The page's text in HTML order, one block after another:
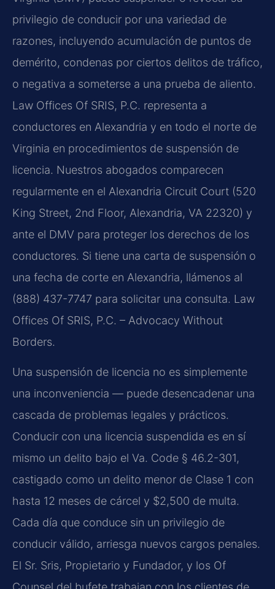
privilegio de conducir por una variedad de
razones, incluyendo acumulación de puntos de
demérito, condenas por ciertos delitos de tráfico,
o negativa a someterse a una prueba de aliento.
Law Offices Of SRIS, P.C. representa a
conductores en Alexandria y en todo el norte de
Virginia en procedimientos de suspensión de
licencia. Nuestros abogados comparecen
regularmente en el Alexandria Circuit Court (520
King Street, 2nd Floor, Alexandria, VA 22320) y
ante el DMV para proteger los derechos de los
conductores. Si tiene una carta de suspensión o
una fecha de corte en Alexandria, llámenos al
(888) 437-7747 para solicitar una consulta. Law
Offices Of SRIS, P.C. – Advocacy Without
Borders.
Una suspensión de licencia no es simplemente
una inconveniencia — puede desencadenar una
cascada de problemas legales y prácticos.
Conducir con una licencia suspendida es en sí
mismo un delito bajo el Va. Code § 46.2-301,
castigado como un delito menor de Clase 1 con
hasta 12 meses de cárcel y $2,500 de multa.
Cada día que conduce sin un privilegio de
conducir válido, arriesga nuevos cargos penales.
El Sr. Sris, Propietario y Fundador, y los Of